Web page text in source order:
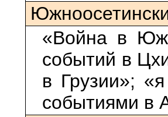
«Война в
событий в
в Грузии»;
событиями в